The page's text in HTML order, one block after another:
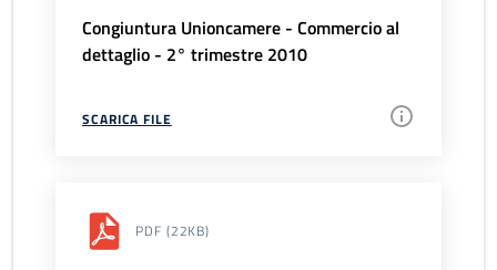
Congiuntura Unioncamere - Commercio al
dettaglio - 2° trimestre 2010
SCARICA FILE
PDF (22KB)